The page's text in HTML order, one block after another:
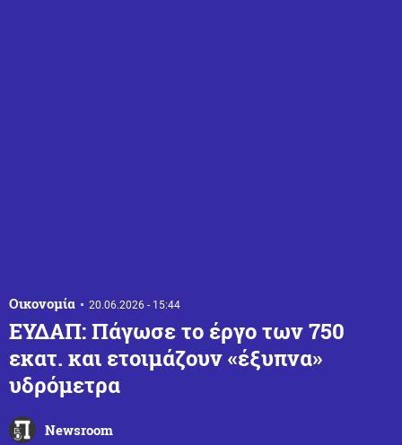
Οικονομία 20.06.2026 - 15:44
ΕΥΔΑΠ: Πάγωσε το έργο των 750
εκατ. και ετοιμάζουν «έξυπνα»
υδρόμετρα
Newsroom